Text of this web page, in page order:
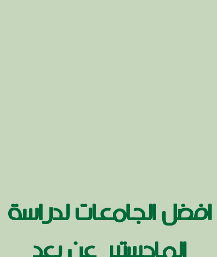
افضل الجامعات لدراسة
الماجستير عن بعد